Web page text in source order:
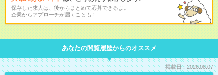
保存した求人は、後からまとめて応募できるよ。
企業からアプローチが届くことも！
あなたの閲覧履歴からのオススメ
掲載日：2026.08.07